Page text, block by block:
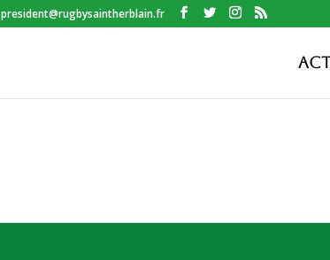
president@rugbysaintherblain.fr